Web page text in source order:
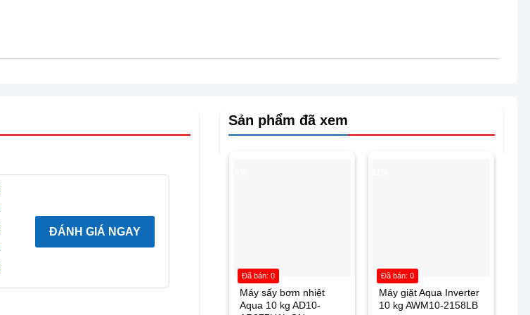
ĐÁNH GIÁ NGAY
Sản phẩm đã xem
Máy sấy bơm nhiệt
Aqua 10 kg AD10-
Đã bán: 0
Máy giặt Aqua Inverter
10 kg AWM10-2158LB
Đã bán: 0